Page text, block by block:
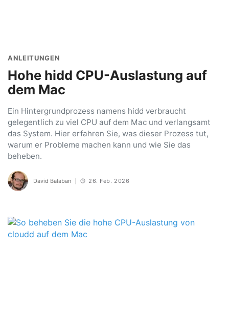
ANLEITUNGEN
Hohe hidd CPU-Auslastung auf
dem Mac
Ein Hintergrundprozess namens hidd verbraucht
gelegentlich zu viel CPU auf dem Mac und verlangsamt
das System. Hier erfahren Sie, was dieser Prozess tut,
warum er Probleme machen kann und wie Sie das
beheben.
David Balaban 26. Feb. 2026